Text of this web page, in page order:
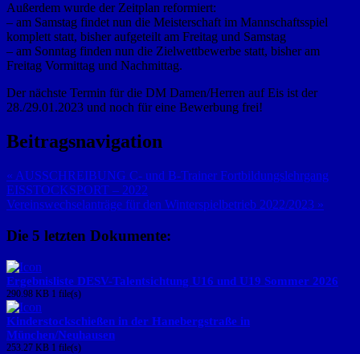
Außerdem wurde der Zeitplan reformiert:
– am Samstag findet nun die Meisterschaft im Mannschaftsspiel
komplett statt, bisher aufgeteilt am Freitag und Samstag
– am Sonntag finden nun die Zielwettbewerbe statt, bisher am
Freitag Vormittag und Nachmittag.
Der nächste Termin für die DM Damen/Herren auf Eis ist der
28./29.01.2023 und noch für eine Bewerbung frei!
Beitragsnavigation
« AUSSCHREIBUNG C- und B-Trainer Fortbildungslehrgang
EISSTOCKSPORT – 2022
Vereinswechselanträge für den Winterspielbetrieb 2022/2023 »
Die 5 letzten Dokumente:
Ergebnisliste DESV-Talentsichtung U16 und U19 Sommer 2026
290.98 KB 1 file(s)
Kinderstockschießen in der Hanebergstraße in
München/Neuhausen
253.27 KB 1 file(s)